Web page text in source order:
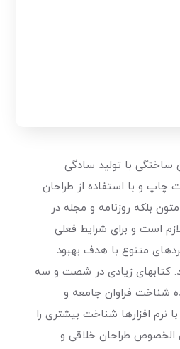
ساختگی با تولید سادگی
چاپ و با استفاده از طراحان
بلکه روزنامه و مجله در
است و برای شرایط فعلی
متنوع با هدف بهبود
کتابهای زیادی در شصت و سه
شناخت فراوان جامعه و
نرم افزارها شناخت بیشتری را
الخصوص طراحان خلاقی و